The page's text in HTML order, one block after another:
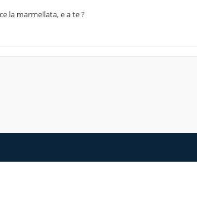
la marmellata, e a te ?